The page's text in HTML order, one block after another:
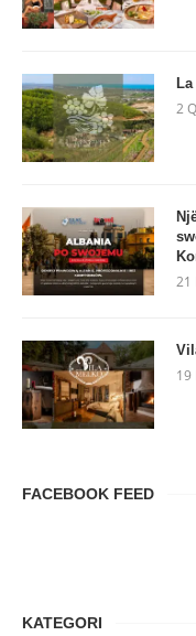
2
21
19
FACEBOOK FEED
KATEGORI